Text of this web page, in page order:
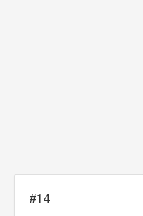
#14